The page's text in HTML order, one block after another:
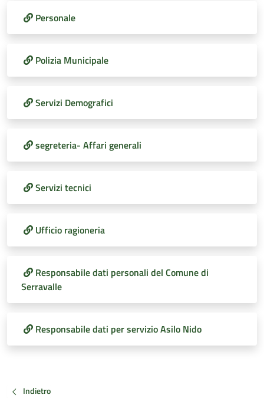
Personale
Polizia Municipale
Servizi Demografici
segreteria- Affari generali
Servizi tecnici
Ufficio ragioneria
Responsabile dati personali del Comune di
Serravalle
Responsabile dati per servizio Asilo Nido
Indietro